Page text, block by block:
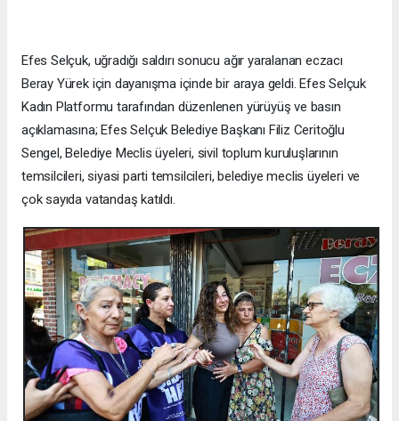
Efes Selçuk, uğradığı saldırı sonucu ağır yaralanan eczacı
Beray Yürek için dayanışma içinde bir araya geldi. Efes Selçuk
Kadın Platformu tarafından düzenlenen yürüyüş ve basın
açıklamasına; Efes Selçuk Belediye Başkanı Filiz Ceritoğlu
Sengel, Belediye Meclis üyeleri, sivil toplum kuruluşlarının
temsilcileri, siyasi parti temsilcileri, belediye meclis üyeleri ve
çok sayıda vatandaş katıldı.